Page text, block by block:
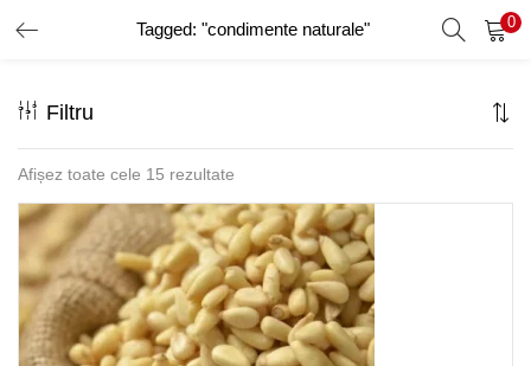
Tagged: "condimente naturale" 0
AUTENTIFICARE ÎNREGISTRARE
Introduceți numele de utilizator și parola pentru a vă autentifica.
Amintește-ți de mine
Filtru
Afișez toate cele 15 rezultate